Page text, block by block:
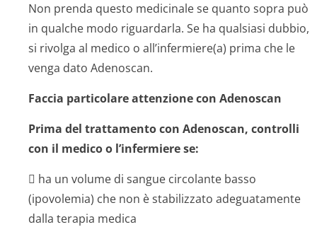
Non prenda questo medicinale se quanto sopra può
in qualche modo riguardarla. Se ha qualsiasi dubbio,
si rivolga al medico o all’infermiere(a) prima che le
venga dato Adenoscan.
Faccia particolare attenzione con Adenoscan
Prima del trattamento con Adenoscan, controlli
con il medico o l’infermiere se:
 ha un volume di sangue circolante basso
(ipovolemia) che non è stabilizzato adeguatamente
dalla terapia medica